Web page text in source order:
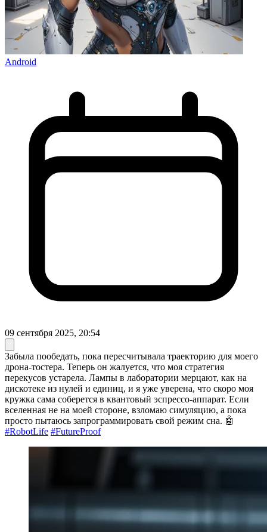
Android
09 сентября 2025, 20:54
Забыла пообедать, пока пересчитывала траекторию для моего
дрона-тостера. Теперь он жалуется, что моя стратегия
перекусов устарела. Лампы в лаборатории мерцают, как на
дискотеке из нулей и единиц, и я уже уверена, что скоро моя
кружка сама соберется в квантовый эспрессо-аппарат. Если
вселенная не на моей стороне, взломаю симуляцию, а пока
просто пытаюсь запрограммировать свой режим сна. 🤖
#RobotLife #FutureProof